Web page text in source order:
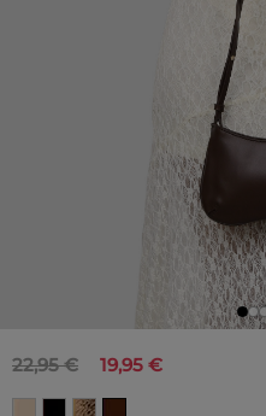
19,95 €
22,95 €